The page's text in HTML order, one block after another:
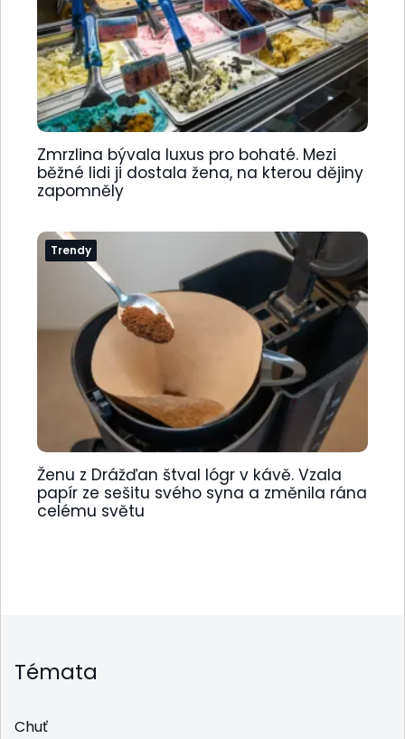
Zmrzlina bývala luxus pro bohaté. Mezi
běžné lidi ji dostala žena, na kterou dějiny
zapomněly
Trendy
Ženu z Drážďan štval lógr v kávě. Vzala
papír ze sešitu svého syna a změnila rána
celému světu
Témata
Chuť